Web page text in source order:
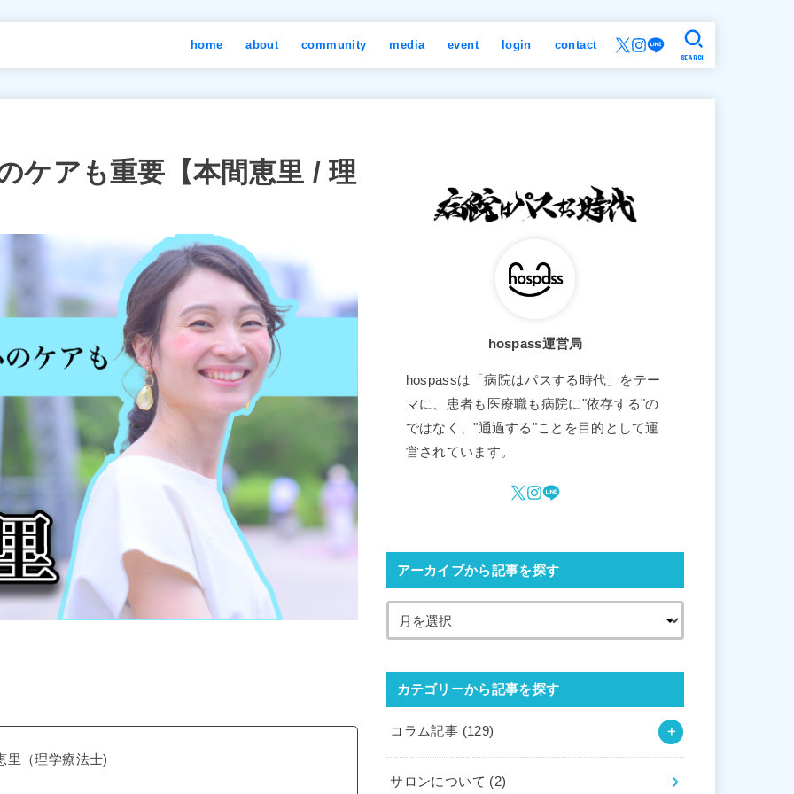
home about community media event login contact
SEARCH
ケアも重要【本間恵里 / 理
里（理学療法士)
hospass運営局
hospassは「病院はパスする時代」をテー
マに、患者も医療職も病院に"依存する"の
ではなく、"通過する"ことを目的として運
営されています。
アーカイブから記事を探す
カテゴリーから記事を探す
コラム記事 (129)
サロンについて (2)